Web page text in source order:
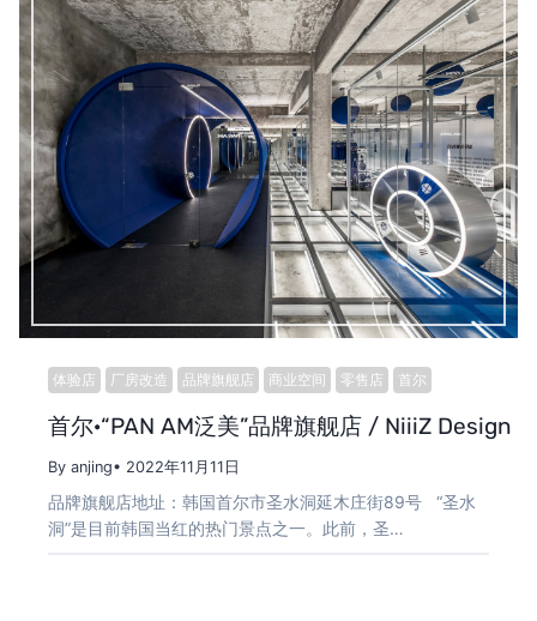
体验店 厂房改造 品牌旗舰店 商业空间 零售店 首尔
首尔·“PAN AM泛美”品牌旗舰店 / NiiiZ Design
By anjing• 2022年11月11日
品牌旗舰店地址：韩国首尔市圣水洞延木庄街89号 “圣水
洞”是目前韩国当红的热门景点之一。此前，圣…